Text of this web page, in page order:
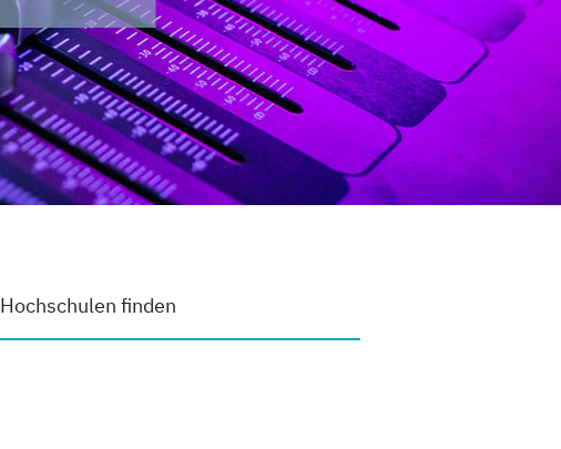
Hochschulen finden